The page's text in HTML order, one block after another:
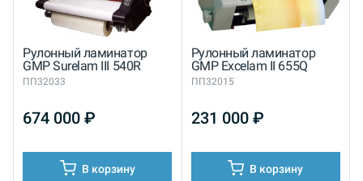
Рулонный ламинатор
GMP Surelam III 540R
ПП32033
674 000₽
В корзину
Рулонный ламинатор
GMP Excelam II 655Q
ПП32015
231 000 ₽
В корзину